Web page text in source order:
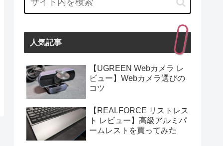
人気記事
【UGREEN Webカメラ レ
ビュー】Webカメラ選びの
コツ
【REALFORCE リストレス
ト レビュー】高級アルミパ
ームレストを買ってみた